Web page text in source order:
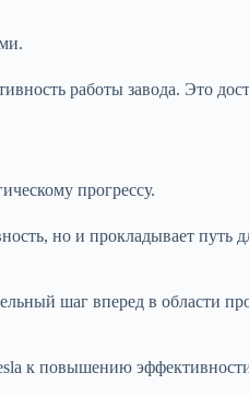
работы завода. Это
прогрессу.
но и прокладывает путь
шаг вперед в области
к повышению